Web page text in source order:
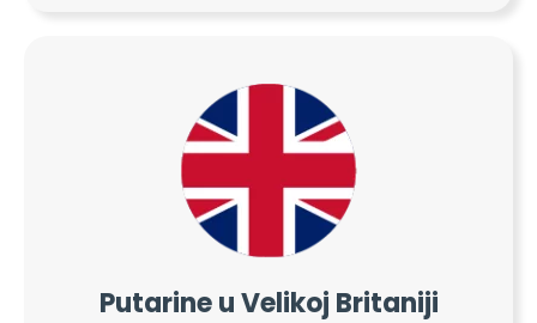
Putarine u Velikoj Britaniji